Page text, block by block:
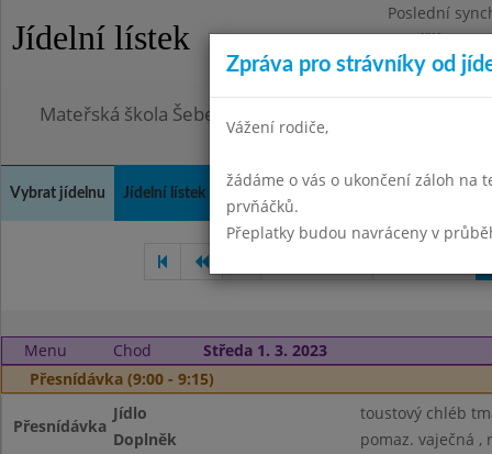
Jídelní lístek
Poslední
Pondělí
Omezení
Mateřská škola Šebetov, příspěvková organizace
Vybrat jídelnu Jídelní lístek
Menu Chod
Středa 1. 3. 2023
Přesnídávka (9:00 - 9:15)
Přesnídávka
Jídlo
toustový chléb
Doplněk
pomaz. vaječná ,
Zpráva pro strávníky od
Vážení rodiče,
žádáme o vás o ukončení záloh na
prvňáčků.
Přeplatky budou navráceny v